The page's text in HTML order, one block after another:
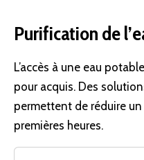
Purification de
L’accès à une eau
pour acquis. Des
permettent de réduire
premières heures.